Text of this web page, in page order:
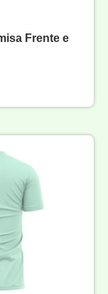
Frente e